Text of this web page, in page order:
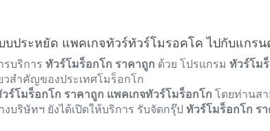
ประหยัด แพคเกจทัวร์ทัวร์โมรอคโค ไปกับแกรน
บริการ ทัวร์โมร็อกโก ราคาถูก ด้วย โปรแกรม ทัวร์โม
สำคัญของประเทศโมร็อกโก
ร์โมร็อกโก ราคาถูก แพคเกจทัวร์โมร็อกโก โดยท่านส
ริษัทฯ ยังได้เปิดให้บริการ รับจัดกรุ๊ป ทัวร์โมร็อกโก ร